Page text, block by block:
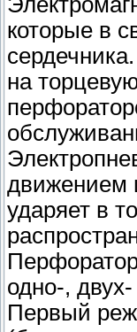
которые в
на
движением
ударяет в
одно-,
Первый